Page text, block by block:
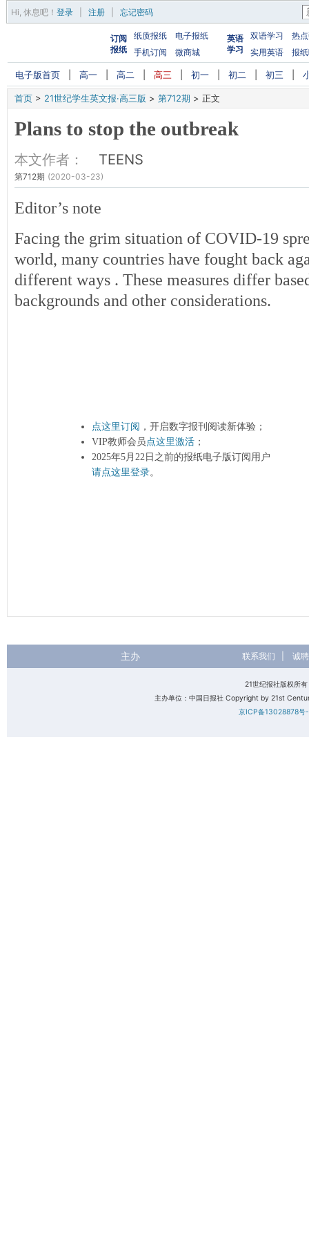
Hi, 休息吧 ！ 登录 注册 忘记密码
订阅
报纸
纸质报纸
电子报纸
手机订阅
微商城
英语
学习
双语学习
热
实用英语
报
电子版首页 高一 高二 高三 初一 初二 初三
首页 > 21世纪学生英文报·高三版 > 第712期 > 正文
Plans to stop the outbreak
本文作者： TEENS
第712期 (2020-03-23)
Editor’s note
Facing the grim situation of COVID-19
world, many countries have fought back
different ways . These measures differ
backgrounds and other considerations.
点这里订阅 ，开启数字报刊阅读新体验；
VIP教师会员点这里激活 ；
2025年5月22日之前的报纸电子版订阅用户
请点这里登录。
主办 联系我们 诚
21世纪报社版权所
主办单位：中国日报社 Copyright by 21st
京ICP备13028878号